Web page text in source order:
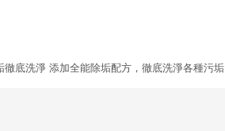
底洗淨 添加全能除垢配方，徹底洗淨各種污垢